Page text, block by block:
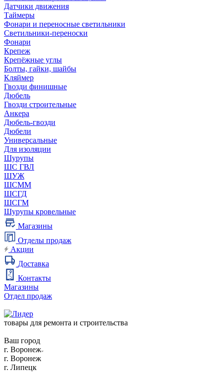
Датчики движения
Таймеры
Фонари и переносные светильники
Светильники-переноски
Фонари
Крепеж
Крепёжные углы
Болты, гайки, шайбы
Кляймер
Гвозди финишные
Дюбель
Гвозди строительные
Анкера
Дюбель-гвозди
Дюбели
Универсальные
Для изоляции
Шурупы
ШС ГВЛ
ШУЖ
ШСММ
ШСГД
ШСГМ
Шурупы кровельные
Магазины
Отделы продаж
Акции
Доставка
Контакты
Магазины
Отдел продаж
товары для ремонта и строительства
Ваш город
г. Воронеж
г. Воронеж
г. Липецк